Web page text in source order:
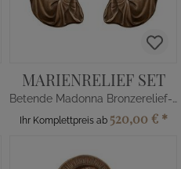
MARIENRELIEF SET
Betende Madonna Bronzerelief-Set
Ihr Komplettpreis ab 520,00 € *